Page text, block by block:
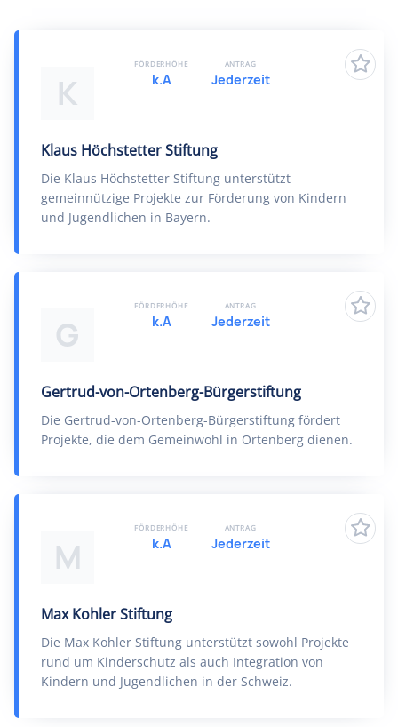
K
Klaus Höchstetter Stiftung
Die Klaus Höchstetter Stiftung unterstützt
gemeinnützige Projekte zur Förderung von Kindern
und Jugendlichen in Bayern.
FÖRDERHÖHE
k.A
ANTRAG
Jederzeit
G
Gertrud-von-Ortenberg-Bürgerstiftung
Die Gertrud-von-Ortenberg-Bürgerstiftung fördert
Projekte, die dem Gemeinwohl in Ortenberg dienen.
FÖRDERHÖHE
k.A
ANTRAG
Jederzeit
M
Max Kohler Stiftung
Die Max Kohler Stiftung unterstützt sowohl Projekte
rund um Kinderschutz als auch Integration von
Kindern und Jugendlichen in der Schweiz.
FÖRDERHÖHE
k.A
ANTRAG
Jederzeit